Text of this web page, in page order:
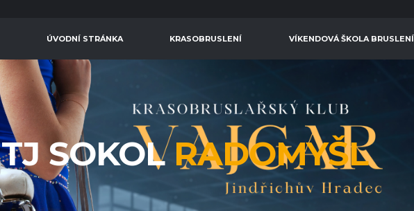
ÚVODNÍ STRÁNKA KRASOBRUSLENÍ VÍKENDOVÁ ŠKOLA BRUSLENÍ
TJ SOKOLRADOMYŠL